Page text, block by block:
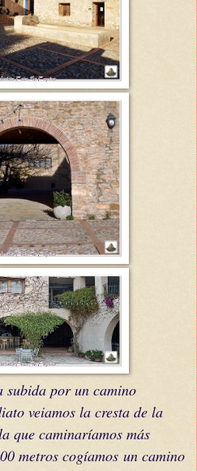
subida por un camino
veiamos la cresta de la
que caminaríamos más
metros cogíamos un camino